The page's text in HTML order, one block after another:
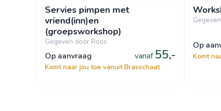
Servies pimpen met
vriend(inn)en
(groepsworkshop)
Gegeven door Roos
op aanvraag vanaf 55,-
Komt naar jou toe vanuit Brasschaat
op
Komt